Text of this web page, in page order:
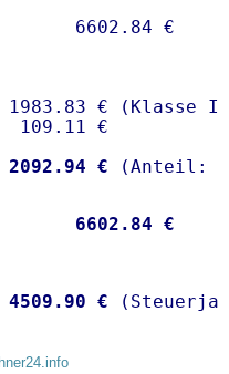
€ (Klasse I)
109.11 €
2092.94 €
6602.84 €
4509.90 €